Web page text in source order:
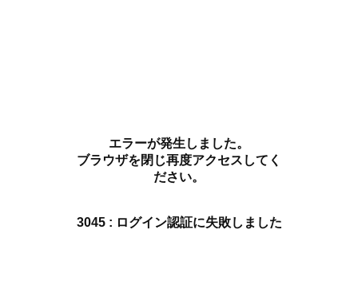
エラーが発生しました。
ブラウザを閉じ再度アクセスしてく
ださい。
3045 : ログイン認証に失敗しました